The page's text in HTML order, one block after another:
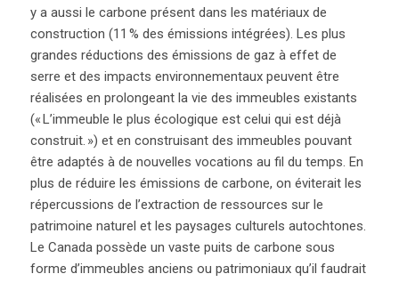
y a aussi le carbone présent dans les matériaux de
construction (11 % des émissions intégrées). Les plus
grandes réductions des émissions de gaz à effet de
serre et des impacts environnementaux peuvent être
réalisées en prolongeant la vie des immeubles existants
(« L’immeuble le plus écologique est celui qui est déjà
construit. ») et en construisant des immeubles pouvant
être adaptés à de nouvelles vocations au fil du temps. En
plus de réduire les émissions de carbone, on éviterait les
répercussions de l’extraction de ressources sur le
patrimoine naturel et les paysages culturels autochtones.
Le Canada possède un vaste puits de carbone sous
forme d’immeubles anciens ou patrimoniaux qu’il faudrait